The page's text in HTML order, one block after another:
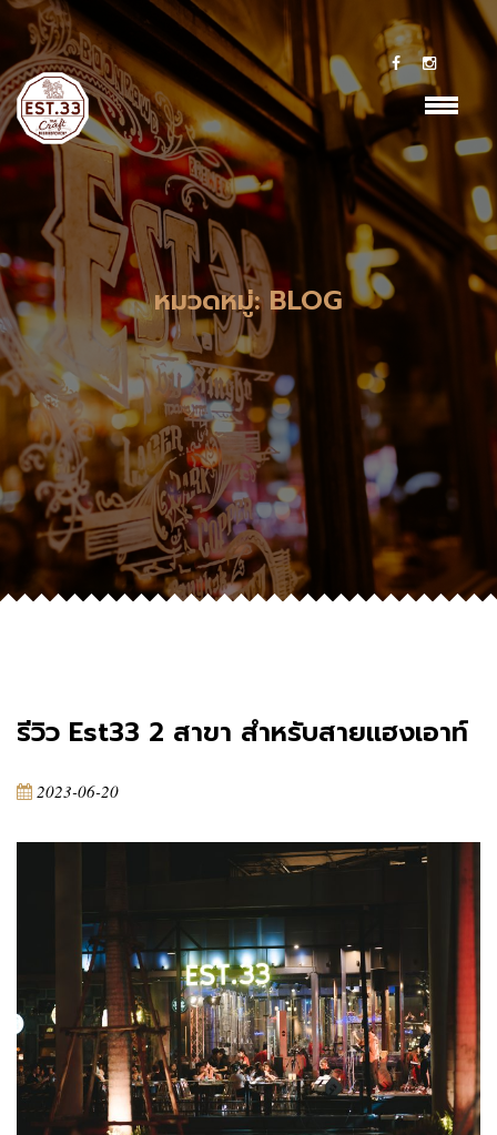
Cookie-->
class="archive paged category category-blog category-
73 paged-6 category-paged-6 lambert-has-addons
lambert-wp-theme shop-list-4-cols shop-list-tablet-6-cols
wpb-js-composer js-comp-ver-7.2 vc_responsive">
หมวดหมู่: BLOG
รีวิว Est33 2 สาขา สำหรับสายแฮงเอาท์
2023-06-20